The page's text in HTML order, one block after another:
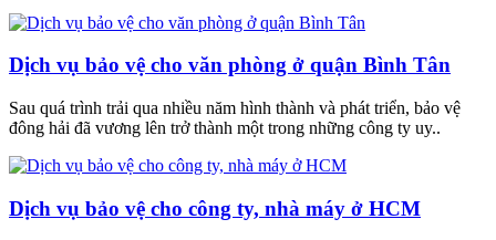
Dịch vụ bảo vệ cho văn phòng ở quận Bình Tân
Sau quá trình trải qua nhiều năm hình thành và phát triển, bảo vệ
đông hải đã vương lên trở thành một trong những công ty uy..
Dịch vụ bảo vệ cho công ty, nhà máy ở HCM